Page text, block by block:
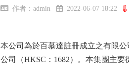
作者：admin 2022-06-07 18:22
本公司為於百慕達註冊成立之有限
公司（HKSC ： 1682）。本集團主要